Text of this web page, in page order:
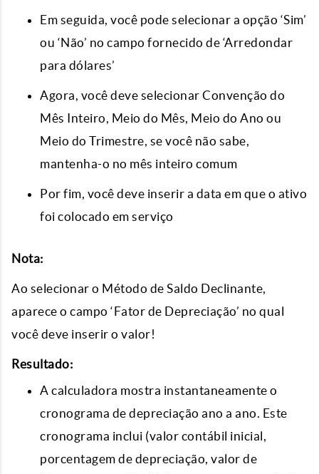
Em seguida, você pode selecionar a opção ‘Sim’
ou ‘Não’ no campo fornecido de ‘Arredondar
para dólares’
Agora, você deve selecionar Convenção do
Mês Inteiro, Meio do Mês, Meio do Ano ou
Meio do Trimestre, se você não sabe,
mantenha-o no mês inteiro comum
Por fim, você deve inserir a data em que o ativo
foi colocado em serviço
Nota:
Ao selecionar o Método de Saldo Declinante,
aparece o campo ‘Fator de Depreciação’ no qual
você deve inserir o valor!
Resultado:
A calculadora mostra instantaneamente o
cronograma de depreciação ano a ano. Este
cronograma inclui (valor contábil inicial,
porcentagem de depreciação, valor de